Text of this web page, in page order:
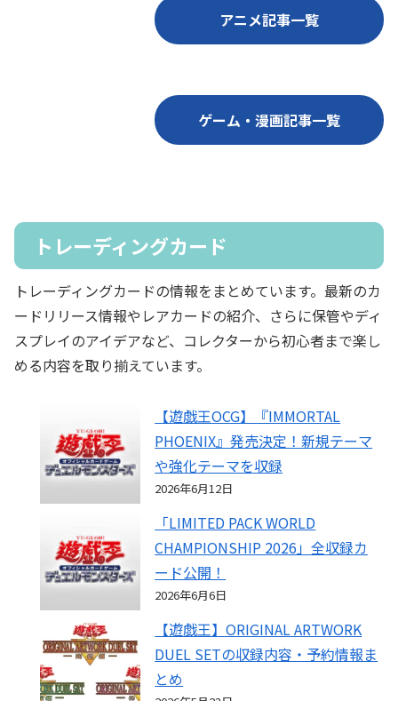
アニメ記事一覧
ゲーム・漫画記事一覧
トレーディングカード
トレーディングカードの情報をまとめています。最新のカ
ードリリース情報やレアカードの紹介、さらに保管やディ
スプレイのアイデアなど、コレクターから初心者まで楽し
める内容を取り揃えています。
【遊戯王OCG】『IMMORTAL
PHOENIX』発売決定！新規テーマ
や強化テーマを収録
2026年6月12日
「LIMITED PACK WORLD
CHAMPIONSHIP 2026」全収録カ
ード公開！
2026年6月6日
【遊戯王】ORIGINAL ARTWORK
DUEL SETの収録内容・予約情報ま
とめ